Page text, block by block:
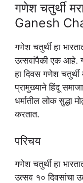
गणेश चतुर्थी
Ganesh
गणेश चतुर्थी हा
उत्सवांपैकी एक आहे.
हा दिवस गणेश
प्रामुख्याने हिंदू
धर्मातील लोक सुद्धा
करतात.
परिचय
गणेश चतुर्थी हा
उत्सव १० दिवसांचा